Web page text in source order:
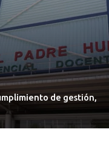
de gestión,